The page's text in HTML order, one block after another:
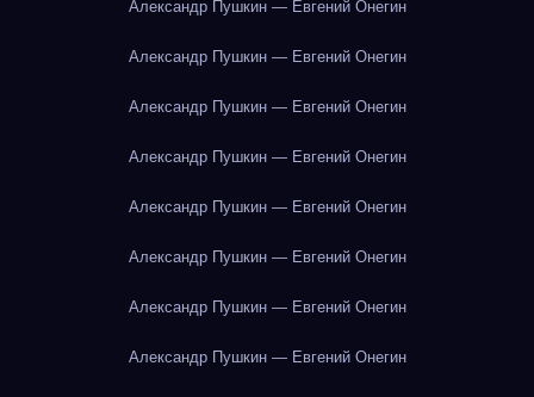
Александр Пушкин — Евгений Онегин
Александр Пушкин — Евгений Онегин
Александр Пушкин — Евгений Онегин
Александр Пушкин — Евгений Онегин
Александр Пушкин — Евгений Онегин
Александр Пушкин — Евгений Онегин
Александр Пушкин — Евгений Онегин
Александр Пушкин — Евгений Онегин